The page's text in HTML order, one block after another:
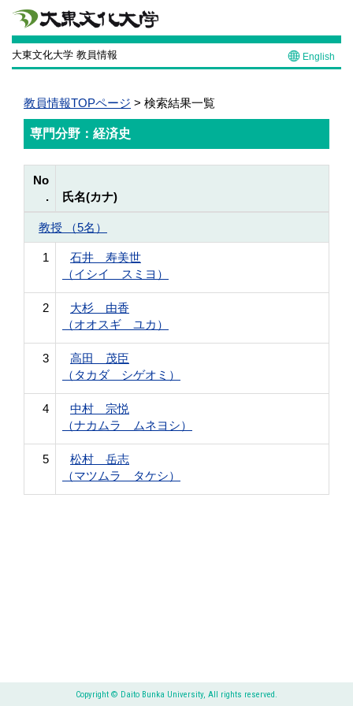
大東文化大学 教員情報 English
教員情報TOPページ > 検索結果一覧
専門分野：経済史
No
.
氏名(カナ)
教授 （5名）
1
石井 寿美世
（イシイ スミヨ）
2
大杉 由香
（オオスギ ユカ）
3
高田 茂臣
（タカダ シゲオミ）
4
中村 宗悦
（ナカムラ ムネヨシ）
5
松村 岳志
（マツムラ タケシ）
Copyright © Daito Bunka University, All rights reserved.